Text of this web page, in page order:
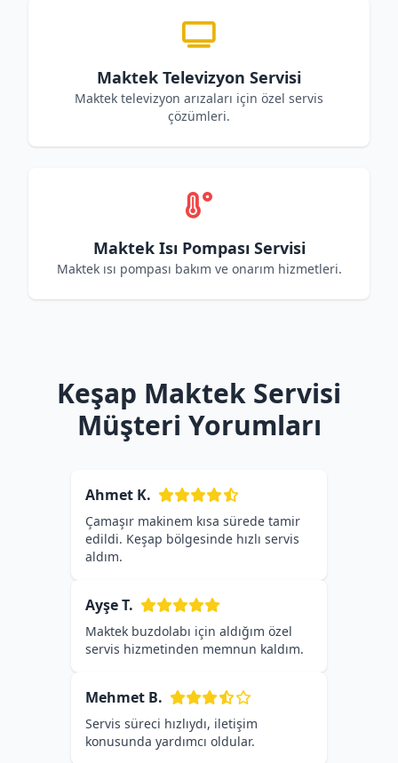
Maktek Televizyon Servisi
Maktek televizyon arızaları için özel servis
çözümleri.
Maktek Isı Pompası Servisi
Maktek ısı pompası bakım ve onarım hizmetleri.
Keşap Maktek Servisi
Müşteri Yorumları
Ahmet K.
Çamaşır makinem kısa sürede tamir
edildi. Keşap bölgesinde hızlı servis
aldım.
Ayşe T.
Maktek buzdolabı için aldığım özel
servis hizmetinden memnun kaldım.
Mehmet B.
Servis süreci hızlıydı, iletişim
konusunda yardımcı oldular.